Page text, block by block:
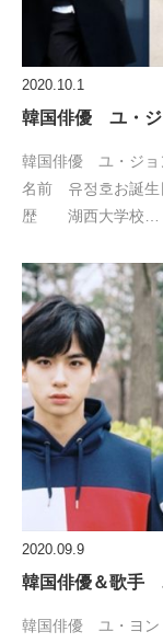
2020.10.1
韓国俳優 ユ・
韓国俳優 ユ・ジョ
名前 유정호お誕
歴 湖西大学校…
2020.09.9
韓国俳優＆歌手
韓国俳優 ユ・ヨン